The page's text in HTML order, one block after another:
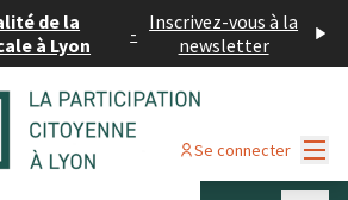
de la
à Lyon
- Inscrivez-vous à la
newsletter
Se connecter